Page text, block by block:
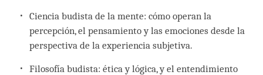
Ciencia budista de la mente: cómo operan la
percepción, el pensamiento y las emociones desde la
perspectiva de la experiencia subjetiva.
Filosofía budista: ética y lógica, y el entendimiento